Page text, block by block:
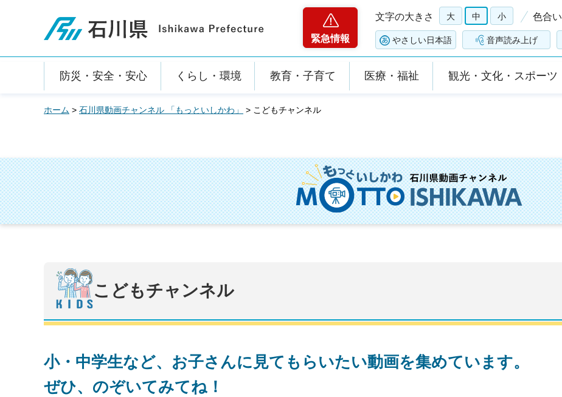
石川県
緊急情報
文字の大きさ 大 中 小 色合い
やさしい日本語 音声読み上げ
防災・安全・安心 くらし・環境 教育・子育て 医療・福祉 観光・文化・スポーツ
ホーム > 石川県動画チャンネル 「もっといしかわ」 > こどもチャンネル
こどもチャンネル
小・中学生など、お子さんに見てもらいたい動画を集めています。
ぜひ、のぞいてみてね！